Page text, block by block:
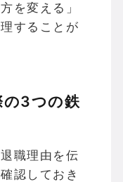
を変える」
することが
の3つの鉄
職理由を伝
認しておき